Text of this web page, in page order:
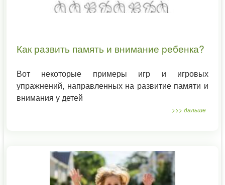
Как развить память и внимание ребенка?
Вот некоторые примеры игр и игровых
упражнений, направленных на развитие памяти и
внимания у детей
>>> дальше